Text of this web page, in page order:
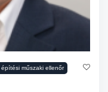
építési műszaki ellenőr